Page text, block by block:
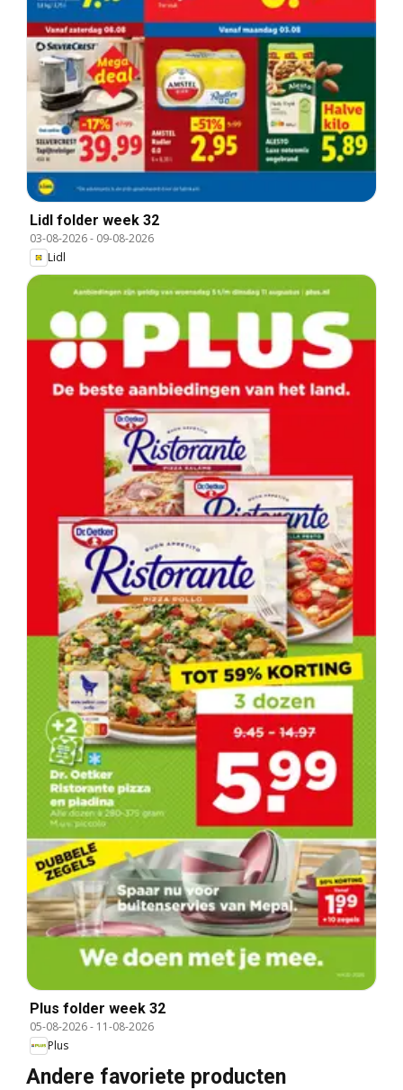
Lidl folder week 32
03-08-2026- 09-08-2026
Lidl
Plus folder week 32
05-08-2026- 11-08-2026
Plus
Andere favoriete producten